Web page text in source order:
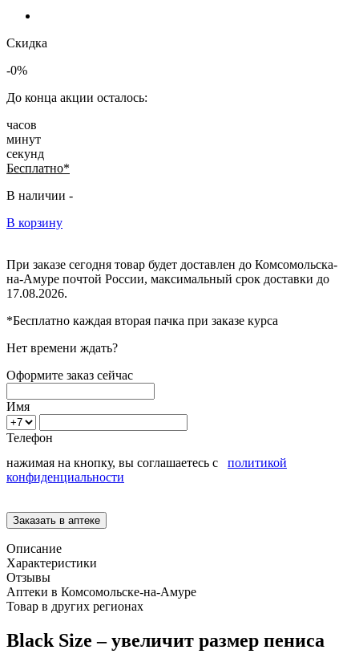
Скидка
-0%
До конца акции осталось:
часов
минут
секунд
Бесплатно*
В наличии -
В корзину
При заказе сегодня товар будет доставлен до Комсомольска-
на-Амуре почтой России, максимальный срок доставки до
17.08.2026.
*Бесплатно каждая вторая пачка при заказе курса
Нет времени ждать?
Оформите заказ сейчас
Имя
Телефон
нажимая на кнопку, вы соглашаетесь с политикой
конфиденциальности
Описание
Характеристики
Отзывы
Аптеки в Комсомольске-на-Амуре
Товар в других регионах
Black Size – увеличит размер пениса